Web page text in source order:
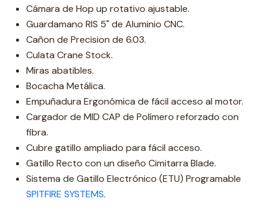
Cámara de Hop up rotativo ajustable.
Guardamano RIS 5" de Aluminio CNC.
Cañon de Precision de 6.03.
Culata Crane Stock.
Miras abatibles.
Bocacha Metálica.
Empuñadura Ergonómica de fácil acceso al motor.
Cargador de MID CAP de Polímero reforzado con
fibra.
Cubre gatillo ampliado para fácil acceso.
Gatillo Recto con un diseño Cimitarra Blade.
Sistema de Gatillo Electrónico (ETU) Programable
SPITFIRE SYSTEMS.